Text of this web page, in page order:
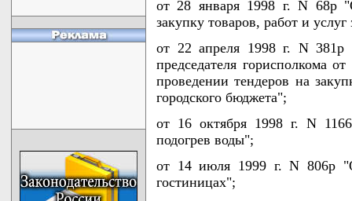
от 28 января 1998 г. N 68р
закупку товаров, работ и
от 22 апреля 1998 г. N 381р
председателя горисполкома
проведении тендеров на
городского бюджета";
от 16 октября 1998 г. N
подогрев воды";
от 14 июля 1999 г. N 806р
гостиницах";